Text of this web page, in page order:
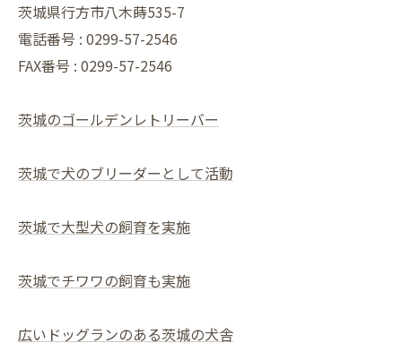
茨城県行方市八木蒔535-7
電話番号 : 0299-57-2546
FAX番号 : 0299-57-2546
茨城のゴールデンレトリーバー
茨城で犬のブリーダーとして活動
茨城で大型犬の飼育を実施
茨城でチワワの飼育も実施
広いドッグランのある茨城の犬舎